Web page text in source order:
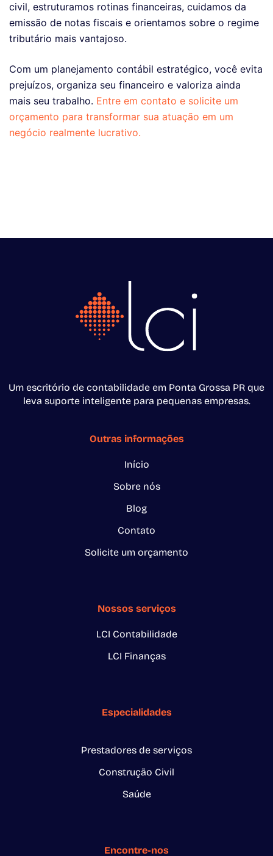
civil, estruturamos rotinas financeiras, cuidamos da
emissão de notas fiscais e orientamos sobre o regime
tributário mais vantajoso.
Com um planejamento contábil estratégico, você evita
prejuízos, organiza seu financeiro e valoriza ainda
mais seu trabalho. Entre em contato e solicite um
orçamento para transformar sua atuação em um
negócio realmente lucrativo.
Um escritório de contabilidade em Ponta Grossa PR que
leva suporte inteligente para pequenas empresas.
Outras informações
Início
Sobre nós
Blog
Contato
Solicite um orçamento
Nossos serviços
LCI Contabilidade
LCI Finanças
Especialidades
Prestadores de serviços
Construção Civil
Saúde
Encontre-nos